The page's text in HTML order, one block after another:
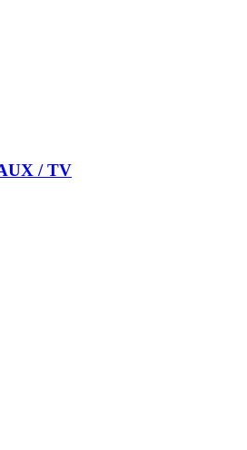
/ TV